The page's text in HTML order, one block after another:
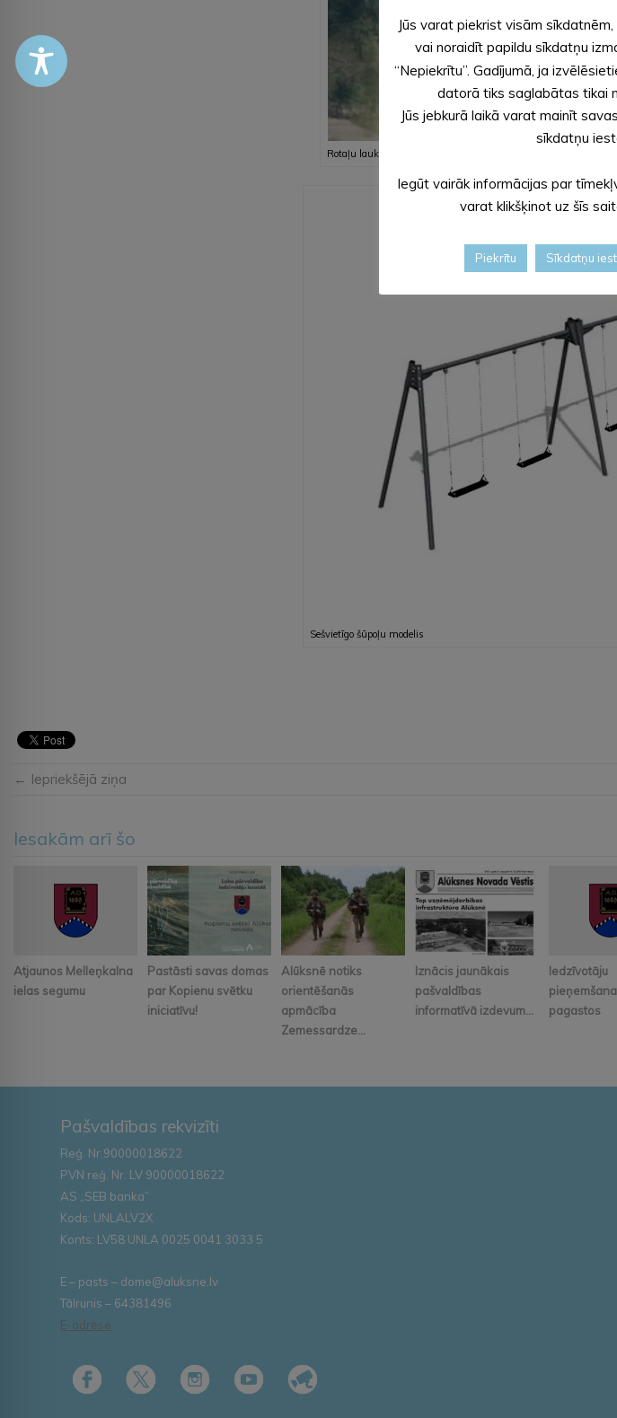
Rotaļu laukuma plānotais zonējums
Sešvietīgo šūpoļu modelis
← Iepriekšējā ziņa
Iesakām arī šo
Atjaunos Melleņkalna
ielas segumu
Pastāsti savas domas
par Kopienu svētku
iniciatīvu!
Alūksnē notiks
orientēšanās
apmācība
Zemessardze...
Iznācis jaunākais
pašvaldības
informatīvā izdevum...
Iedzīvotāju
pagastos
Pašvaldības rekvizīti
Reģ. Nr.90000018622
PVN reģ. Nr. LV 90000018622
AS „SEB banka”
Kods: UNLALV2X
Konts: LV58 UNLA 0025 0041 3033 5
E – pasts – dome@aluksne.lv
Tālrunis – 64381496
E-adrese
Jūs varat piekrist visām
vai noraidīt papildu sīkdatņu
“Nepiekrītu”. Gadījumā, ja
datorā tiks saglabātas tikai
Jūs jebkurā laikā varat mainīt
sīkdatņu
Iegūt vairāk informācijas par
varat klikšķinot uz šīs
Piekrītu Sīkdatņu